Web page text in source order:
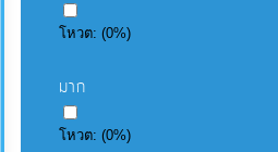
โหวต:(0%)
มาก
โหวต:(0%)